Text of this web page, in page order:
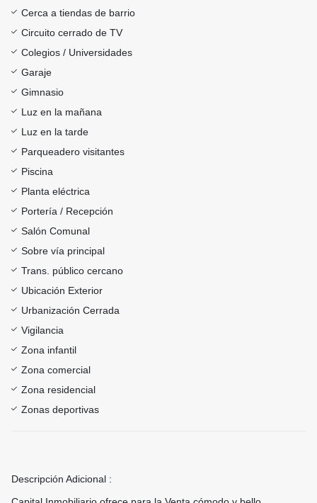
Cerca a tiendas de barrio
Circuito cerrado de TV
Colegios / Universidades
Garaje
Gimnasio
Luz en la mañana
Luz en la tarde
Parqueadero visitantes
Piscina
Planta eléctrica
Portería / Recepción
Salón Comunal
Sobre vía principal
Trans. público cercano
Ubicación Exterior
Urbanización Cerrada
Vigilancia
Zona infantil
Zona comercial
Zona residencial
Zonas deportivas
Descripción Adicional :